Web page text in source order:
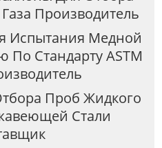
Производитель
Испытания Медной
Стандарту ASTM
Проб Жидкого
Стали